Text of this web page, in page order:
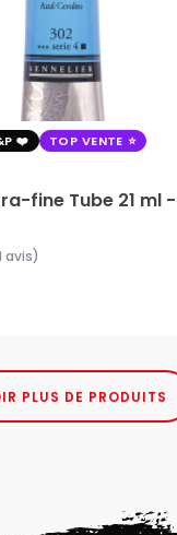
TOP VENTE
fine Tube 21 ml
avis)
PLUS DE PRODUITS